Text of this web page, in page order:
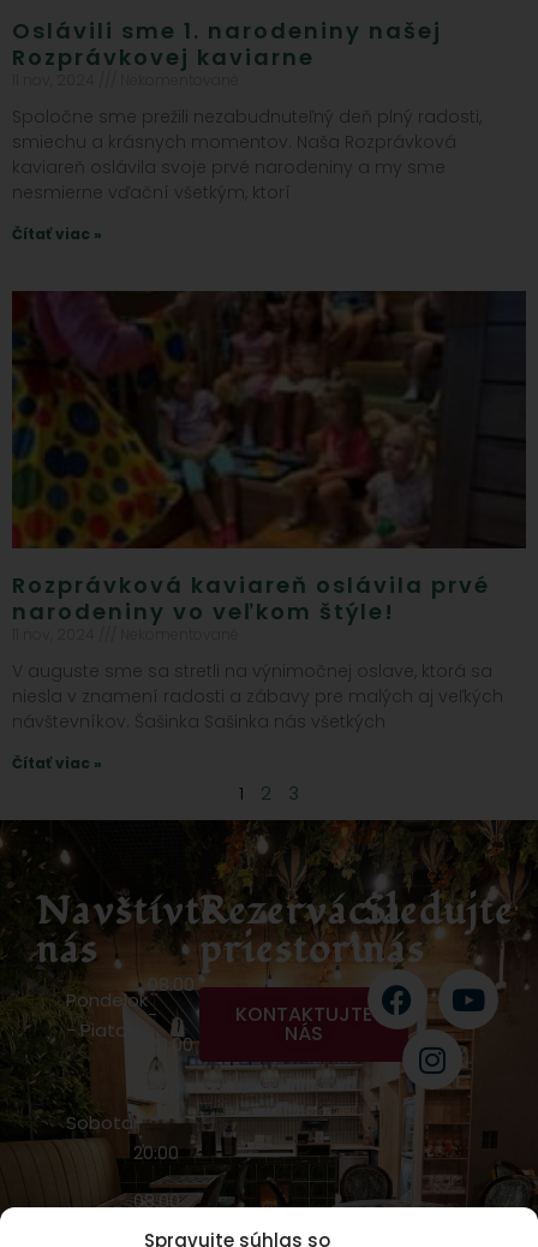
Spravujte súhlas so
Oslávili sme 1. narodeniny našej
Rozprávkovej kaviarne
Spoločne sme prežili nezabudnuteľný deň plný radosti,
smiechu a krásnych momentov. Naša Rozprávková
kaviareň oslávila svoje prvé narodeniny a my sme
nesmierne vďační všetkým, ktorí
Čítať viac »
Rozprávková kaviareň oslávila prvé
narodeniny vo veľkom štýle!
V auguste sme sa stretli na výnimočnej oslave, ktorá sa
niesla v znamení radosti a zábavy pre malých aj veľkých
návštevníkov. Šašinka Sašinka nás všetkých
Čítať viac »
1 2 3
Navštívte
nás
Pondelok
- Piatok
08:00
-
20:00
Sobota
08:00
-
20:00
08:00
Rezervácia
priestoru
KONTAKTUJTE
NÁS
Sledujte
nás